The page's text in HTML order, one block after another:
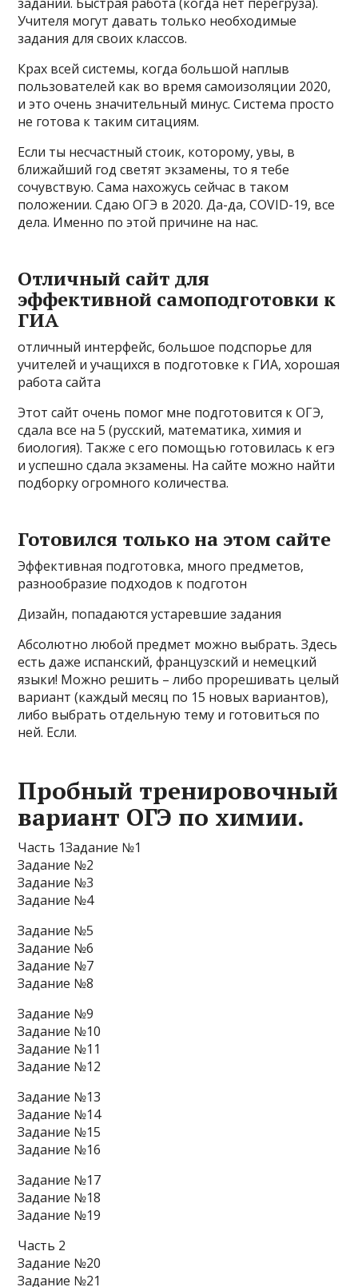
Учителя могут давать только необходимые
задания для своих классов.
Крах всей системы, когда большой наплыв
пользователей как во время самоизоляции 2020,
и это очень значительный минус. Система просто
не готова к таким ситациям.
Если ты несчастный стоик, которому, увы, в
ближайший год светят экзамены, то я тебе
сочувствую. Сама нахожусь сейчас в таком
положении. Сдаю ОГЭ в 2020. Да-да, COVID-19, все
дела. Именно по этой причине на нас.
Отличный сайт для
эффективной самоподготовки к
ГИА
отличный интерфейс, большое подспорье для
учителей и учащихся в подготовке к ГИА, хорошая
работа сайта
Этот сайт очень помог мне подготовится к ОГЭ,
сдала все на 5 (русский, математика, химия и
биология). Также с его помощью готовилась к егэ
и успешно сдала экзамены. На сайте можно найти
подборку огромного количества.
Готовился только на этом сайте
Эффективная подготовка, много предметов,
разнообразие подходов к подготон
Дизайн, попадаются устаревшие задания
Абсолютно любой предмет можно выбрать. Здесь
есть даже испанский, французский и немецкий
языки! Можно решить – либо прорешивать целый
вариант (каждый месяц по 15 новых вариантов),
либо выбрать отдельную тему и готовиться по
ней. Если.
Пробный тренировочный
вариант ОГЭ по химии.
Часть 1Задание №1
Задание №2
Задание №3
Задание №4
Задание №5
Задание №6
Задание №7
Задание №8
Задание №9
Задание №10
Задание №11
Задание №12
Задание №13
Задание №14
Задание №15
Задание №16
Задание №17
Задание №18
Задание №19
Часть 2
Задание №20
Задание №21